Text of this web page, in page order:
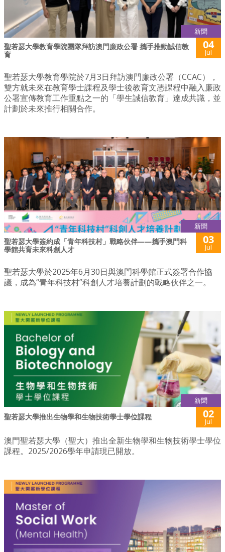
新聞
聖若瑟大學教育學院團隊拜訪澳門廉政公署 攜手推動誠信教
育
04
Jul
聖若瑟大學教育學院於7月3日拜訪澳門廉政公署（CCAC），
雙方就未來在教育學士課程及學士後教育文憑課程中融入廉政
公署宣傳教育工作重點之一的「學生誠信教育」達成共識，並
計劃於未來推行相關合作。
新聞
聖若瑟大學簽約成「青年科技村」戰略伙伴——攜手澳門科
學館共育未來科創人才
03
Jul
聖若瑟大學於2025年6月30日與澳門科學館正式簽署合作協
議，成為“青年科技村”科創人才培養計劃的戰略伙伴之一。
新聞
聖若瑟大學推出生物學和生物技術學士學位課程 02
Jul
澳門聖若瑟大學（聖大）推出全新生物學和生物技術學士學位
課程。2025/2026學年申請現已開放。